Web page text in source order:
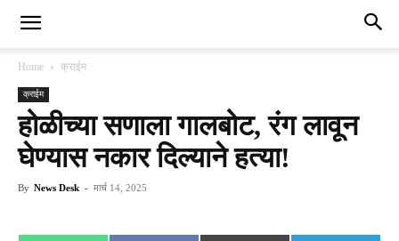
Home क्राईम
क्राईम
होळीच्या सणाला गालबोट, रंग लावून
घेण्यास नकार दिल्याने हत्या!
By News Desk - मार्च 14, 2025